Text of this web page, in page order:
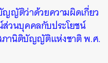
ญญัติว่าด้วยความผิดเกี่ยว
ส่วนบุคคลกับประโยชน์
ภานิติบัญญัติแห่งชาติ พ.ศ.